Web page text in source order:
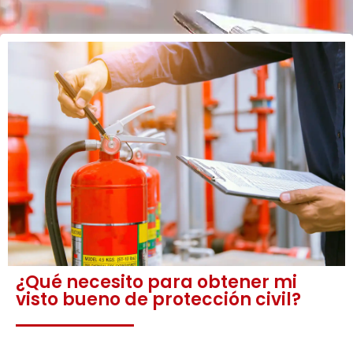
¿Qué necesito para obtener mi
visto bueno de protección civil?